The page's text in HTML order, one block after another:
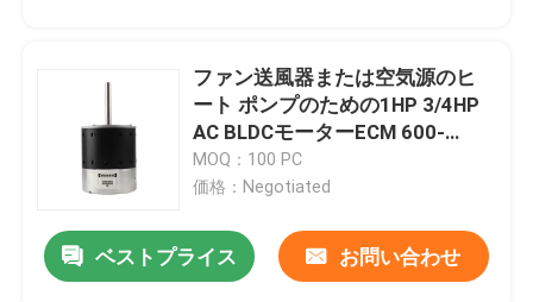
プロダクト
ビデオ
ファン送風器または空気源のヒ
ート ポンプのための1HP 3/4HP
AC BLDCモーターECM 600-
3000rpm
MOQ：100 PC
価格：Negotiated
ベストプライス お問い合わせ
310v 220vの新鮮な空気システムのために薄い遠心送風機ファンBLDCの前方曲げられた送風機超